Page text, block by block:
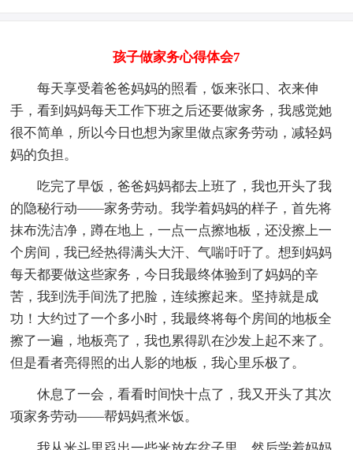
孩子做家务心得体会7
每天享受着爸爸妈妈的照看，饭来张口、衣来伸
手，看到妈妈每天工作下班之后还要做家务，我感觉她
很不简单，所以今日也想为家里做点家务劳动，减轻妈
妈的负担。
吃完了早饭，爸爸妈妈都去上班了，我也开头了我
的隐秘行动——家务劳动。我学着妈妈的样子，首先将
抹布洗洁净，蹲在地上，一点一点擦地板，还没擦上一
个房间，我已经热得满头大汗、气喘吁吁了。想到妈妈
每天都要做这些家务，今日我最终体验到了妈妈的辛
苦，我到洗手间洗了把脸，连续擦起来。坚持就是成
功！大约过了一个多小时，我最终将每个房间的地板全
擦了一遍，地板亮了，我也累得趴在沙发上起不来了。
但是看者亮得照的出人影的地板，我心里乐极了。
休息了一会，看看时间快十点了，我又开头了其次
项家务劳动——帮妈妈煮米饭。